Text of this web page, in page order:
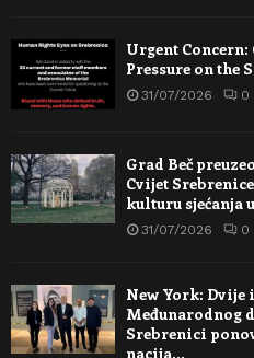
Urgent
Pressure on the
31/07/2026 0
Grad Beč
Cvijet
kulturu sjećanja
31/07/2026 0
New York:
Međunarodnog
Srebrenici
nacija…